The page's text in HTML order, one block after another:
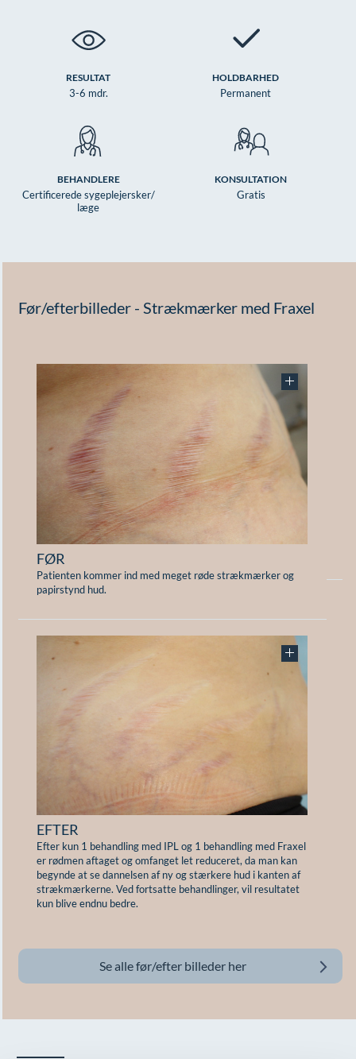
RESULTAT
3-6 mdr.
HOLDBARHED
Permanent
BEHANDLERE
Certificerede sygeplejersker/
læge
KONSULTATION
Gratis
Før/efterbilleder - Strækmærker med Fraxel
FØR
Patienten kommer ind med meget røde strækmærker og
papirstynd hud.
EFTER
Efter kun 1 behandling med IPL og 1 behandling med Fraxel
er rødmen aftaget og omfanget let reduceret, da man kan
begynde at se dannelsen af ny og stærkere hud i kanten af
strækmærkerne. Ved fortsatte behandlinger, vil resultatet
kun blive endnu bedre.
Se alle før/efter billeder her